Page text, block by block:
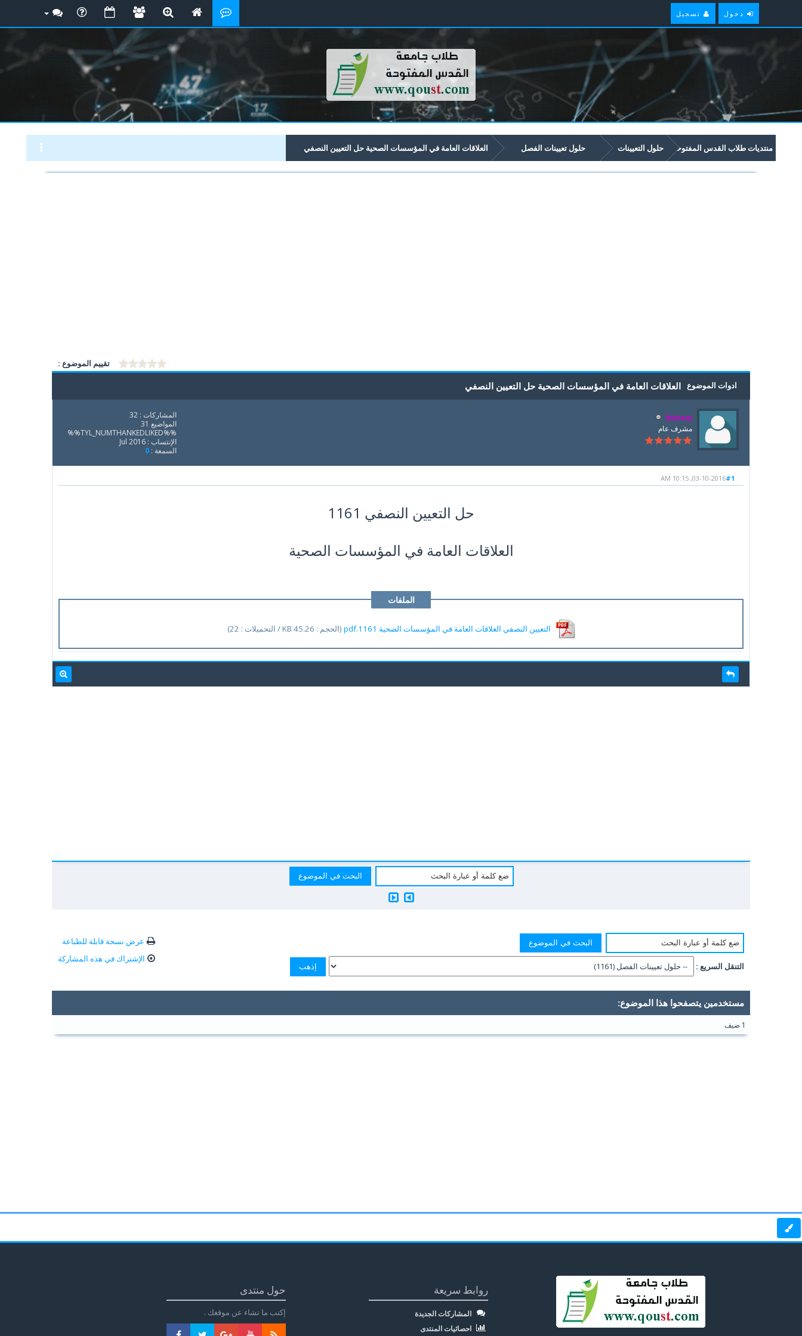
دخول تسجيل
منتديات طلاب القدس المفتوحة حلول التعيينات
حلول تعيينات الفصل
(1161)
العلاقات العامة في المؤسسات الصحية حل التعيين النصفي
تقييم الموضوع :
ادوات الموضوع العلاقات العامة في المؤسسات الصحية حل التعيين النصفي
Reham
مشرف عام
المشاركات : 32
المواضيع 31
%%TYL_NUMTHANKEDLIKED%%
الإنتساب : Jul 2016
السمعة : 0
#1
03-10-2016, 10:15 AM
حل التعيين النصفي 1161
العلاقات العامة في المؤسسات الصحية
الملفات
المرفقة
التعيين النصفي العلاقات العامة في المؤسسات الصحية 1161.pdf (الحجم : 45.26 KB / التحميلات : 22)
عرض نسخة قابلة للطباعة
الإشتراك في هذه المشاركة
التنقل السريع :
مستخدمين يتصفحوا هذا الموضوع:
1 ضيف
روابط سريعة
المشاركات الجديدة
احصائيات المنتدى
حول منتدى
إكتب ما تشاء عن موقغك .